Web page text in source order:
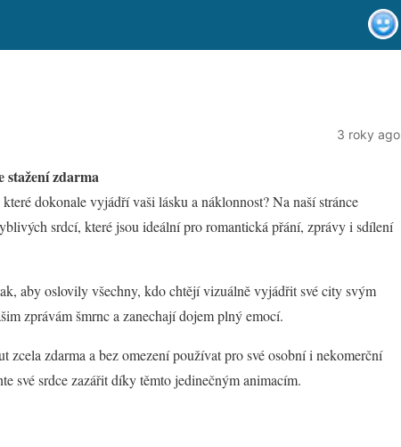
3 roky ago
stažení zdarma
dokonale vyjádří vaši lásku a náklonnost? Na naší stránce
srdcí, které jsou ideální pro romantická přání, zprávy i sdílení
aby oslovily všechny, kdo chtějí vizuálně vyjádřit své city svým
zprávám šmrnc a zanechají dojem plný emocí.
zdarma a bez omezení používat pro své osobní i nekomerční
své srdce zazářit díky těmto jedinečným animacím.